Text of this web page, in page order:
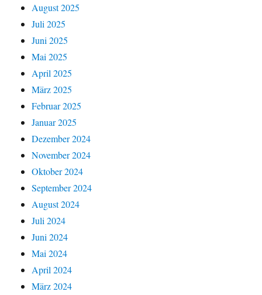
August 2025
Juli 2025
Juni 2025
Mai 2025
April 2025
März 2025
Februar 2025
Januar 2025
Dezember 2024
November 2024
Oktober 2024
September 2024
August 2024
Juli 2024
Juni 2024
Mai 2024
April 2024
März 2024